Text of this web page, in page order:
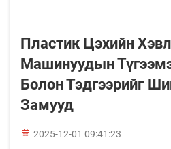
Пластик Цэхийн
Машинуудын
Болон Тэдгээрийг
Замууд
2025-12-01 09:41:23